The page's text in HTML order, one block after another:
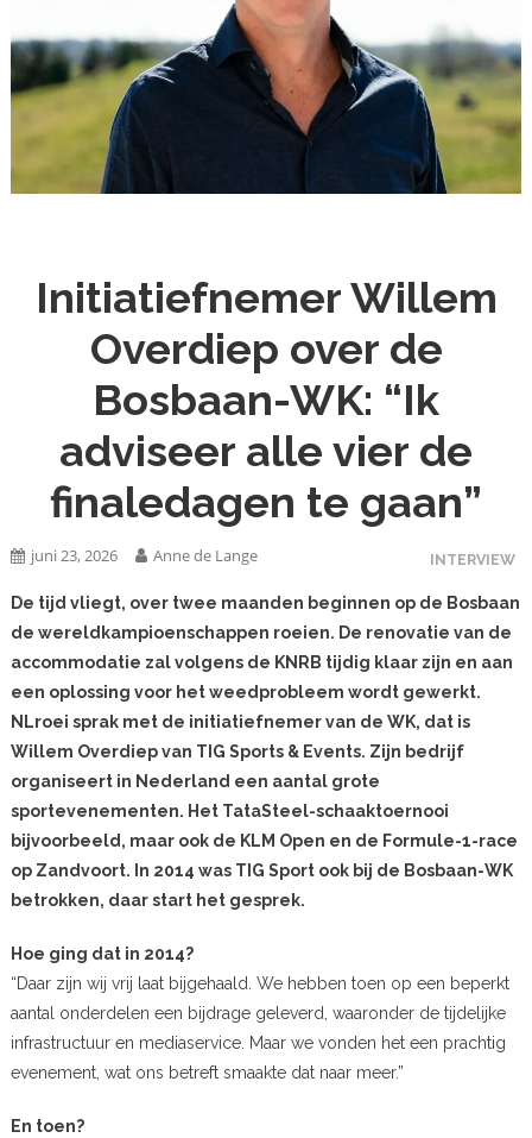
Initiatiefnemer Willem
Overdiep over de
Bosbaan-WK: “Ik
adviseer alle vier de
finaledagen te gaan”
INTERVIEW
juni 23, 2026 Anne de Lange
De tijd vliegt, over twee maanden beginnen op de Bosbaan
de wereldkampioenschappen roeien. De renovatie van de
accommodatie zal volgens de KNRB tijdig klaar zijn en aan
een oplossing voor het weedprobleem wordt gewerkt.
NLroei sprak met de initiatiefnemer van de WK, dat is
Willem Overdiep van TIG Sports & Events. Zijn bedrijf
organiseert in Nederland een aantal grote
sportevenementen. Het TataSteel-schaaktoernooi
bijvoorbeeld, maar ook de KLM Open en de Formule-1-race
op Zandvoort. In 2014 was TIG Sport ook bij de Bosbaan-WK
betrokken, daar start het gesprek.
Hoe ging dat in 2014?
“Daar zijn wij vrij laat bijgehaald. We hebben toen op een beperkt
aantal onderdelen een bijdrage geleverd, waaronder de tijdelijke
infrastructuur en mediaservice. Maar we vonden het een prachtig
evenement, wat ons betreft smaakte dat naar meer.”
En toen?